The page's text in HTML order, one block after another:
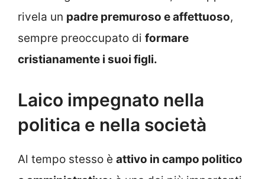
rivela un padre premuroso e affettuoso,
sempre preoccupato di formare
cristianamente i suoi figli.
Laico impegnato nella
politica e nella società
Al tempo stesso è attivo in campo politico